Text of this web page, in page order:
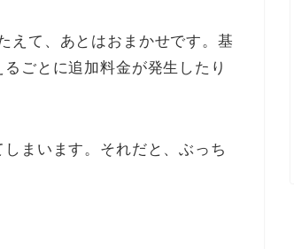
えて、あとはおまかせです。基
ごとに追加料金が発生したり
まいます。それだと、ぶっち